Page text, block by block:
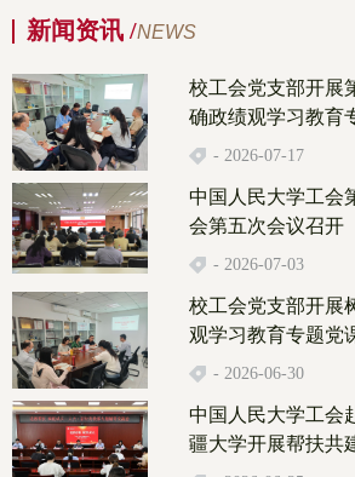
新闻资讯 /NEWS
校工会党支部开展
确政绩观学习教育
- 2026-07-17
中国人民大学工会
会第五次会议召开
- 2026-07-03
校工会党支部开展
观学习教育专题党
- 2026-06-30
中国人民大学工会
疆大学开展帮扶共